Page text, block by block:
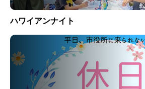
ハワイアンナイト